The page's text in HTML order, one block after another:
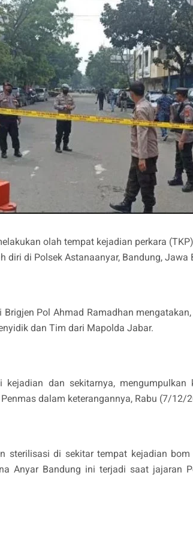
olah tempat kejadian perkara
diri di Polsek Astanaanyar, Bandung, Jawa
Pol Ahmad Ramadhan
dan Tim dari Mapolda Jabar.
dan sekitarnya, mengumpulkan
dalam keterangannya, Rabu (7/12/
sterilisasi di sekitar tempat kejadian
Anyar Bandung ini terjadi saat jajaran